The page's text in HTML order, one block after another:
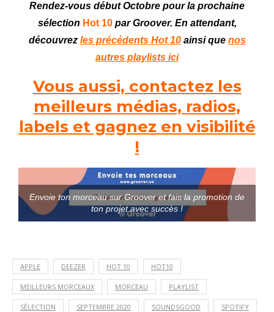
Rendez-vous début Octobre pour la prochaine
sélection Hot 10par Groover. En attendant,
découvrez les précédents Hot 10 ainsi que nos
autres playlists ici
Vous aussi, contactez les
meilleurs médias, radios,
labels et gagnez en visibilité
!
Envoie ton morceau sur Groover et fais la promotion de
ton projet avec succès !
APPLE DEEZER HOT 10 HOT10
MEILLEURS MORCEAUX MORCEAU PLAYLIST
SÉLECTION SEPTEMBRE 2020 SOUNDSGOOD SPOTIFY